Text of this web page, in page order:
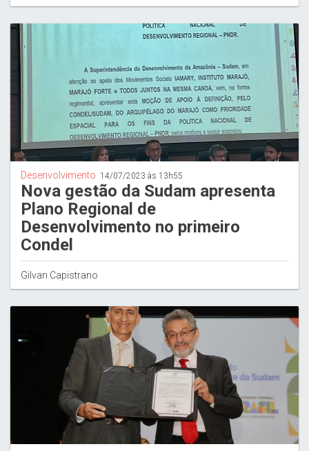
Desenvolvimento 14/07/2023 às 13h55
Nova gestão da Sudam apresenta
Plano Regional de
Desenvolvimento no primeiro
Condel
Gilvan Capistrano